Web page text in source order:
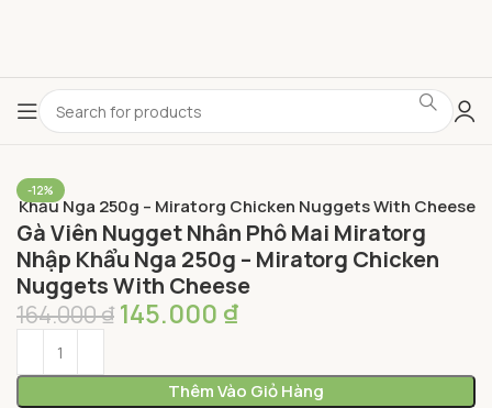
-12%
Khẩu Nga 250g – Miratorg Chicken Nuggets With Cheese
Gà Viên Nugget Nhân Phô Mai Miratorg
Nhập Khẩu Nga 250g – Miratorg Chicken
Nuggets With Cheese
164.000₫ 145.000 ₫
Thêm Vào Giỏ Hàng